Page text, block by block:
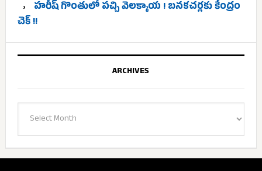
హరీష్ గొంతులో పచ్చి వెలక్కాయ ! బనకచర్లకు కేంద్రం
చెక్ !!
ARCHIVES